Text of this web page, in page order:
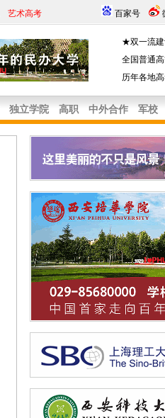
艺术高考 百家号
★双一流建
全国普通高
历年各地
独立学院 高职 中外合作 军校